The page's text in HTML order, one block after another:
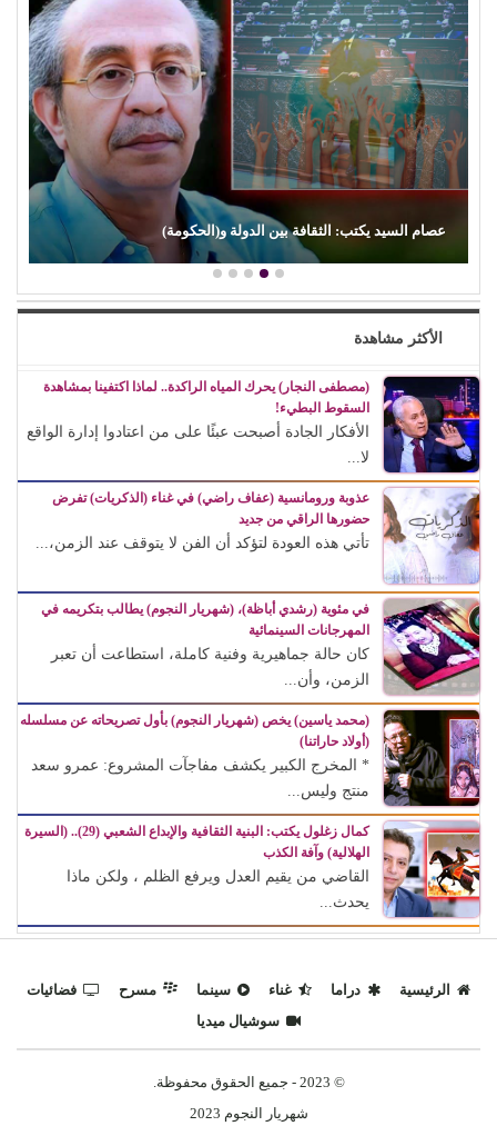
عصام السيد يكتب: الثقافة بين الدولة و(الحكومة)
الأكثر مشاهدة
(مصطفى النجار) يحرك المياه الراكدة.. لماذا اكتفينا بمشاهدة
السقوط البطيء!
الأفكار الجادة أصبحت عبئًا على من اعتادوا إدارة الواقع
لا...
عذوبة ورومانسية (عفاف راضي) في غناء (الذكريات) تفرض
حضورها الراقي من جديد
تأتي هذه العودة لتؤكد أن الفن لا يتوقف عند الزمن،...
في مئوية (رشدي أباظة)، (شهريار النجوم) يطالب بتكريمه في
المهرجانات السينمائية
كان حالة جماهيرية وفنية كاملة، استطاعت أن تعبر
الزمن، وأن...
(محمد ياسين) يخص (شهريار النجوم) بأول تصريحاته عن مسلسله
(أولاد حاراتنا)
* المخرج الكبير يكشف مفاجآت المشروع: عمرو سعد
منتج وليس...
كمال زغلول يكتب: البنية الثقافية والإبداع الشعبي (29).. (السيرة
الهلالية) وآفة الكذب
القاضي من يقيم العدل ويرفع الظلم ، ولكن ماذا
يحدث...
الرئيسية دراما غناء سينما مسرح
فضائيات
سوشيال ميديا
© 2023 - جميع الحقوق محفوظة.
شهريار النجوم 2023